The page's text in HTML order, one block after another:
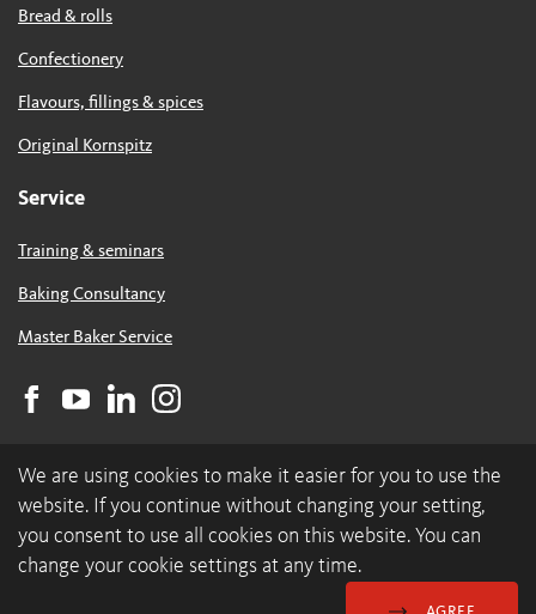
Bread & rolls
Confectionery
Flavours, fillings & spices
Original Kornspitz
Service
Training & seminars
Baking Consultancy
Master Baker Service
© 2026 backaldrin International The Kornspitz Company GmbH
GDC Imprint
We are using cookies to make it easier for you to use the
website. If you continue without changing your setting,
you consent to use all cookies on this website. You can
change your cookie settings at any time.